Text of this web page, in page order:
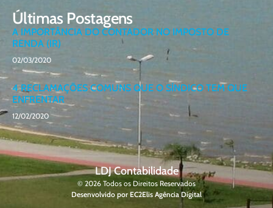
Últimas Postagens
A IMPORTÂNCIA DO CONTADOR NO IMPOSTO DE
RENDA (IR)
02/03/2020
4 RECLAMAÇÕES COMUNS QUE O SÍNDICO TEM QUE
ENFRENTAR
12/02/2020
LDJ Contabilidade
© 2026 Todos os Direitos Reservados
Desenvolvido por EC2Elis Agência Digital